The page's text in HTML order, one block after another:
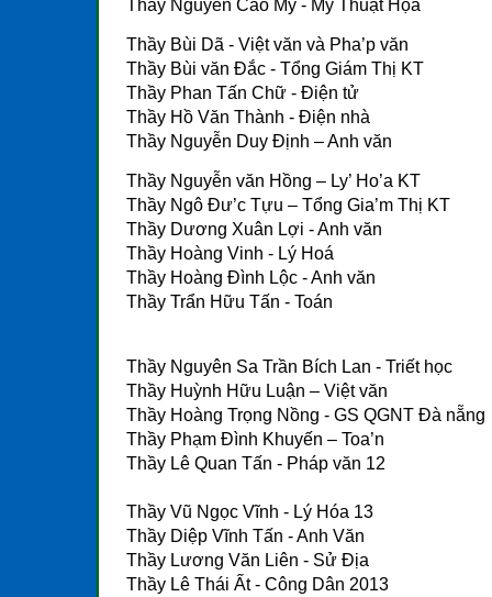
Thầy Nguyễn Cao Mỹ - Mỹ Thuật Họa
Thầy Bùi Dã - Việt văn và Pha’p văn
Thầy Bùi văn Đắc - Tổng Giám Thị KT
Thầy Phan Tấn Chữ - Điện tử
Thầy Hồ Văn Thành - Điện nhà
Thầy Nguyễn Duy Định – Anh văn
Thầy Nguyễn văn Hồng – Ly’ Ho’a KT
Thầy Ngô Đư’c Tựu – Tổng Gia’m Thị KT
Thầy Dương Xuân Lợi - Anh văn
Thầy Hoàng Vinh - Lý Hoá
Thầy Hoàng Đình Lộc - Anh văn
Thầy Trẩn Hữu Tấn - Toán
Thầy Nguyên Sa Trần Bích Lan - Triết học
Thầy Huỳnh Hữu Luận – Việt văn
Thầy Hoàng Trọng Nồng - GS QGNT Đà nẵng
Thầy Phạm Đình Khuyến – Toa’n
Thầy Lê Quan Tấn - Pháp văn 12
Thầy Vũ Ngọc Vĩnh - Lý Hóa 13
Thầy Diệp Vĩnh Tấn - Anh Văn
Thầy Lương Văn Liên - Sử Địa
Thầy Lê Thái Ất - Công Dân 2013